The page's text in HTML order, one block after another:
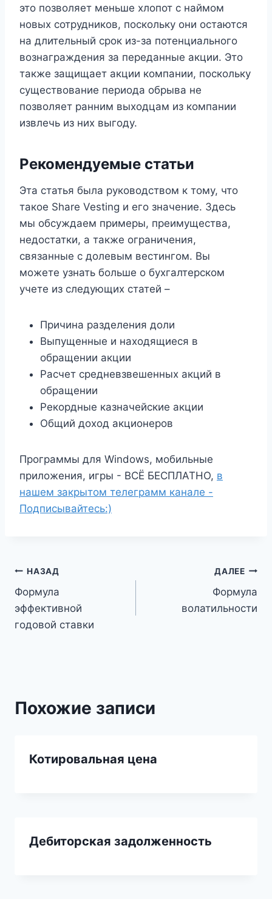
это позволяет меньше хлопот с наймом
новых сотрудников, поскольку они остаются
на длительный срок из-за потенциального
вознаграждения за переданные акции. Это
также защищает акции компании, поскольку
существование периода обрыва не
позволяет ранним выходцам из компании
извлечь из них выгоду.
Рекомендуемые статьи
Эта статья была руководством к тому, что
такое Share Vesting и его значение. Здесь
мы обсуждаем примеры, преимущества,
недостатки, а также ограничения,
связанные с долевым вестингом. Вы
можете узнать больше о бухгалтерском
учете из следующих статей –
Причина разделения доли
Выпущенные и находящиеся в
обращении акции
Расчет средневзвешенных акций в
обращении
Рекордные казначейские акции
Общий доход акционеров
Программы для Windows, мобильные
приложения, игры - ВСЁ БЕСПЛАТНО, в
нашем закрытом телеграмм канале -
Подписывайтесь:)
Навигация
по
записям
НАЗАД
Формула
эффективной
годовой ставки
ДАЛЕЕ
Формула
волатильности
Похожие записи
Котировальная цена
Дебиторская задолженность